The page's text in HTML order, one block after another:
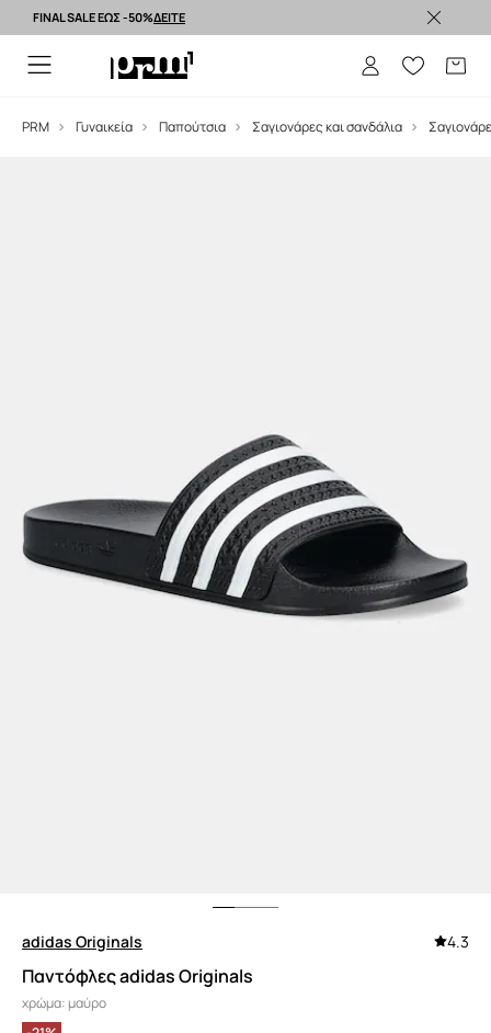
FINAL SALE ΕΩΣ -50%ΔΕΙΤΕ
PRM Γυναικεία Παπούτσια Σαγιονάρες και σανδάλια
adidas Originals 4.3
Παντόφλες adidas Originals
χρώμα: μαύρο